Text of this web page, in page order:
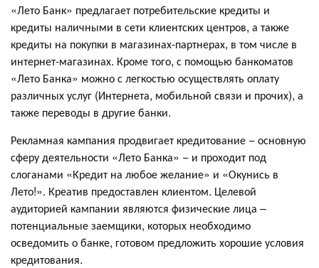
«Лето Банк» предлагает потребительские кредиты и
кредиты наличными в сети клиентских центров, а также
кредиты на покупки в магазинах-партнерах, в том числе в
интернет-магазинах. Кроме того, с помощью банкоматов
«Лето Банка» можно с легкостью осуществлять оплату
различных услуг (Интернета, мобильной связи и прочих), а
также переводы в другие банки.
Рекламная кампания продвигает кредитование − основную
сферу деятельности «Лето Банка» − и проходит под
слоганами «Кредит на любое желание» и «Окунись в
Лето!». Креатив предоставлен клиентом. Целевой
аудиторией кампании являются физические лица –
потенциальные заемщики, которых необходимо
осведомить о банке, готовом предложить хорошие условия
кредитования.